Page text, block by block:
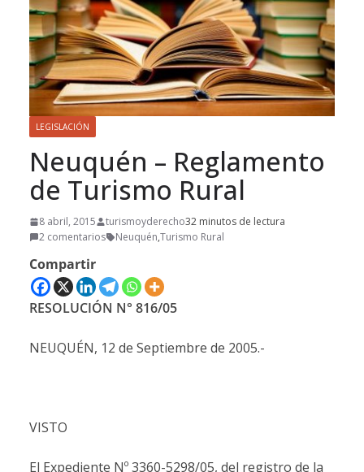
LEGISLACIÓN
Neuquén – Reglamento
de Turismo Rural
8 abril, 2015 turismoyderecho32 minutos de lectura
2 comentarios
Neuquén,Turismo Rural
Compartir
RESOLUCIÓN N° 816/05
NEUQUÉN, 12 de Septiembre de 2005.-
VISTO
El Expediente Nº 3360-5298/05, del registro de la